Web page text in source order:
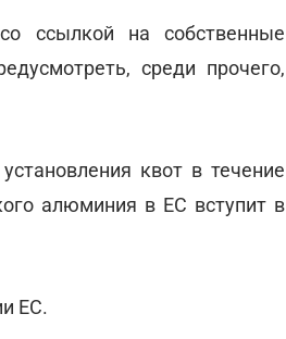
ссылкой на собственные
среди прочего,
квот в течение
алюминия в ЕС вступит в
ЕС.